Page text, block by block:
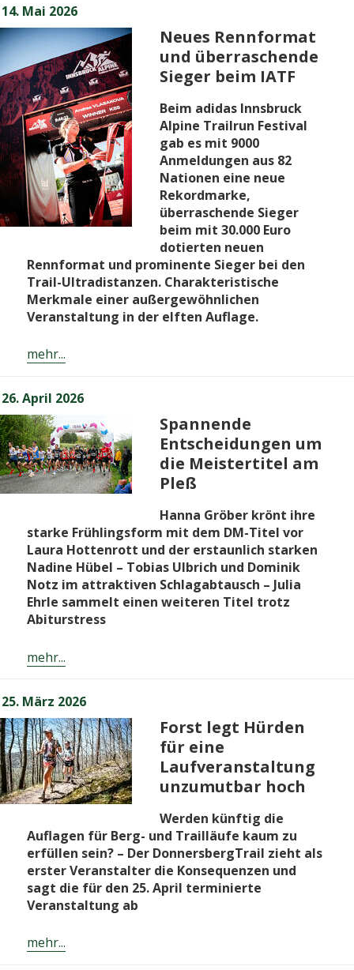
Veröffentlicht
am
14. Mai 2026
Neues Rennformat
und überraschende
Sieger beim IATF
Beim adidas Innsbruck
Alpine Trailrun Festival
gab es mit 9000
Anmeldungen aus 82
Nationen eine neue
Rekordmarke,
überraschende Sieger
beim mit 30.000 Euro
dotierten neuen
Rennformat und prominente Sieger bei den
Trail-Ultradistanzen. Charakteristische
Merkmale einer außergewöhnlichen
Veranstaltung in der elften Auflage.
mehr...
Veröffentlicht
am
26. April 2026
Spannende
Entscheidungen um
die Meistertitel am
Pleß
Hanna Gröber krönt ihre
starke Frühlingsform mit dem DM-Titel vor
Laura Hottenrott und der erstaunlich starken
Nadine Hübel – Tobias Ulbrich und Dominik
Notz im attraktiven Schlagabtausch – Julia
Ehrle sammelt einen weiteren Titel trotz
Abiturstress
mehr...
Veröffentlicht
am
25. März 2026
Forst legt Hürden
für eine
Laufveranstaltung
unzumutbar hoch
Werden künftig die
Auflagen für Berg- und Trailläufe kaum zu
erfüllen sein? – Der DonnersbergTrail zieht als
erster Veranstalter die Konsequenzen und
sagt die für den 25. April terminierte
Veranstaltung ab
mehr...